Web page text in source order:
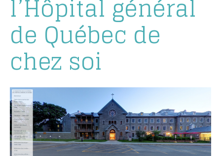
l’Hôpital général
de Québec de
chez soi